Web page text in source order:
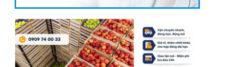
TPHCM GIÁ RẺ, UY TÍN